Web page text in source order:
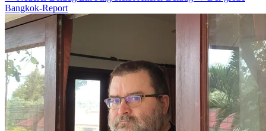
Bangkok-Report